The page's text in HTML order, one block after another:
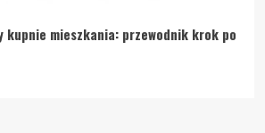
mieszkania: przewodnik krok po